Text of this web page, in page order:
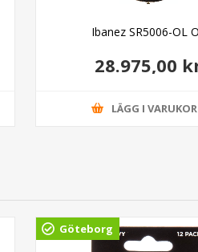
Ibanez SR5006-OL
28.975,00
LÄGG I
Göteborg